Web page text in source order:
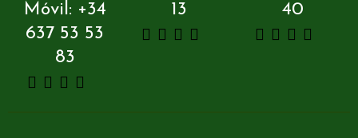
Móvil: +34
637 53 53
83
13
40